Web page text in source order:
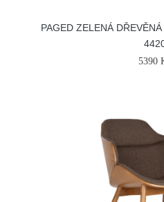
PAGED ZELENÁ
5390